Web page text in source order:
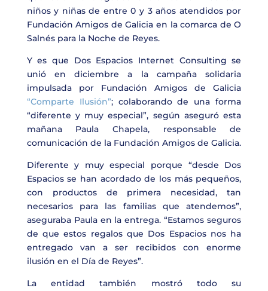
niños y niñas de entre 0 y 3 años atendidos por
Fundación Amigos de Galicia en la comarca de O
Salnés para la Noche de Reyes.
Y es que Dos Espacios Internet Consulting se
unió en diciembre a la campaña solidaria
impulsada por Fundación Amigos de Galicia
“Comparte Ilusión”; colaborando de una forma
“diferente y muy especial”, según aseguró esta
mañana Paula Chapela, responsable de
comunicación de la Fundación Amigos de Galicia.
Diferente y muy especial porque “desde Dos
Espacios se han acordado de los más pequeños,
con productos de primera necesidad, tan
necesarios para las familias que atendemos”,
aseguraba Paula en la entrega. “Estamos seguros
de que estos regalos que Dos Espacios nos ha
entregado van a ser recibidos con enorme
ilusión en el Día de Reyes”.
La entidad también mostró todo su